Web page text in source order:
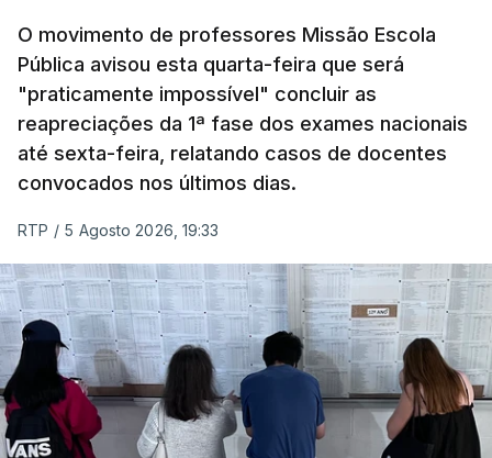
O movimento de professores Missão Escola
Pública avisou esta quarta-feira que será
"praticamente impossível" concluir as
reapreciações da 1ª fase dos exames nacionais
até sexta-feira, relatando casos de docentes
convocados nos últimos dias.
RTP / 5 Agosto 2026, 19:33